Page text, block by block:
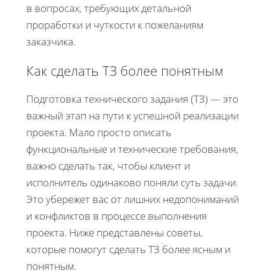
в вопросах, требующих детальной
проработки и чуткости к пожеланиям
заказчика.
Как сделать ТЗ более понятным
Подготовка технического задания (ТЗ) — это
важный этап на пути к успешной реализации
проекта. Мало просто описать
функциональные и технические требования,
важно сделать так, чтобы клиент и
исполнитель одинаково поняли суть задачи.
Это убережет вас от лишних недопониманий
и конфликтов в процессе выполнения
проекта. Ниже представлены советы,
которые помогут сделать ТЗ более ясным и
понятным.